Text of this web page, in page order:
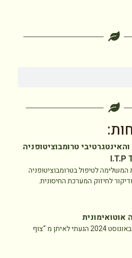
טרומבוציטופניה
I.T.P
לטיפול בטרומבוציטופניה
אוטואימונית
10.3.2025 באוגוסט 2024 הגעתי לאיתן מ “צוף